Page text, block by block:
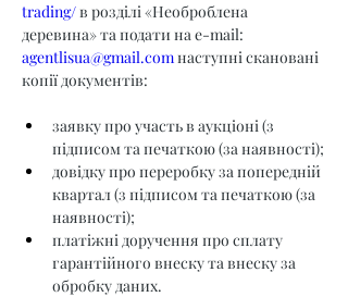
trading/ в розділі «Необроблена
деревина» та подати на e-mail:
agentlisua@gmail.com наступні скановані
копії документів:
заявку про участь в аукціоні (з
підписом та печаткою (за наявності);
довідку про переробку за попередній
квартал (з підписом та печаткою (за
наявності);
платіжні доручення про сплату
гарантійного внеску та внеску за
обробку даних.